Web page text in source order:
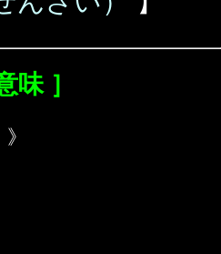
味 ］